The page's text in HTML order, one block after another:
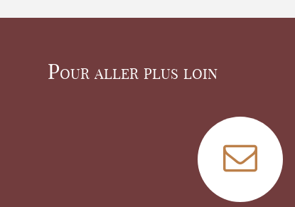
Pour aller plus loin